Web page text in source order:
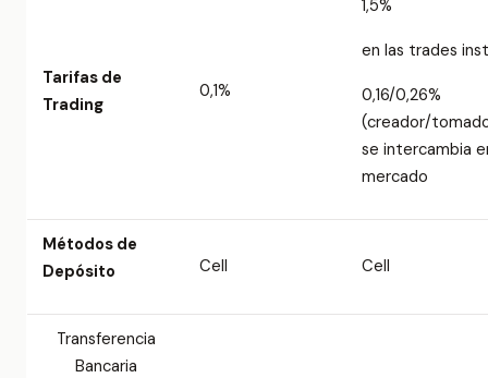
Tarifas de
Trading
0,1%
1,5%
en las trades
0,16/0,26%
(creador/
se intercambia
mercado
Métodos de
Depósito
Cell Cell
Transferencia
Bancaria